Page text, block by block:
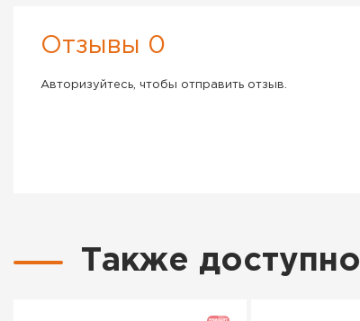
Отзывы 0
Авторизуйтесь, чтобы отправить отзыв.
Также доступно